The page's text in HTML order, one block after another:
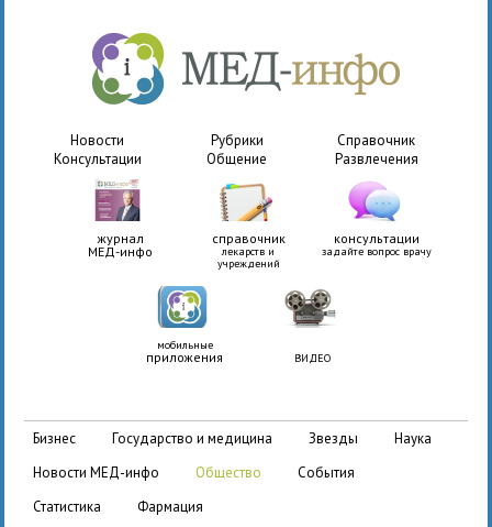
Новости Рубрики
Справочник
Консультации
Общение Развлечения
журнал
МЕД-инфо
справочник
лекарств и
учреждений
консультации
задайте вопрос врачу
мобильные
приложения ВИДЕО
бизнес государство и медицина звезды
наука
новости МЕД-инфо
общество
события
статистика
фармация